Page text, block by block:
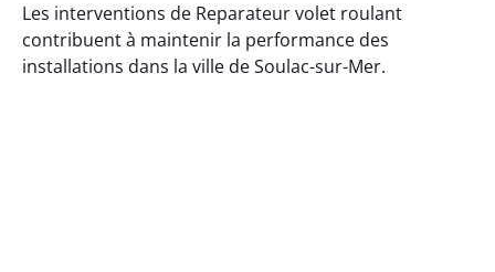
Les interventions de Reparateur volet roulant
contribuent à maintenir la performance des
installations dans la ville de Soulac-sur-Mer.